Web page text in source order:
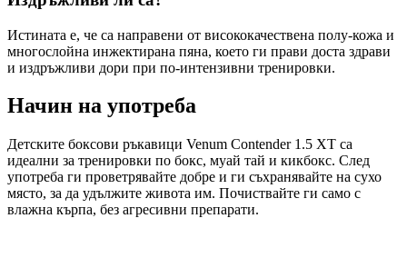
Истината е, че са направени от висококачествена полу-кожа и
многослойна инжектирана пяна, което ги прави доста здрави
и издръжливи дори при по-интензивни тренировки.
Начин на употреба
Детските боксови ръкавици Venum Contender 1.5 XT са
идеални за тренировки по бокс, муай тай и кикбокс. След
употреба ги проветрявайте добре и ги съхранявайте на сухо
място, за да удължите живота им. Почиствайте ги само с
влажна кърпа, без агресивни препарати.